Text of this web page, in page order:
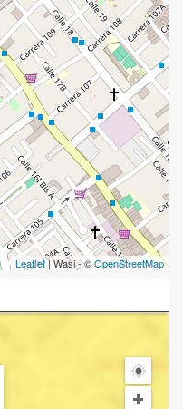
Leaflet| Wasi - ©OpenStreetMap